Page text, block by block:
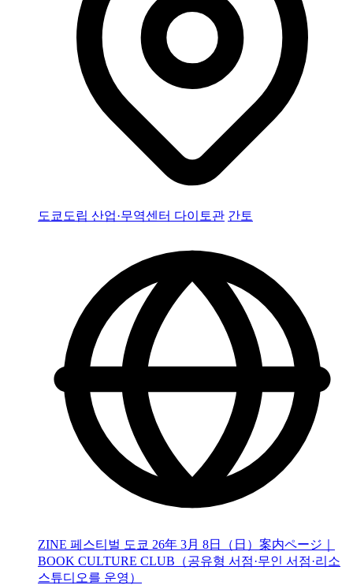
도쿄도립 산업·무역센터 다이토관 간토
ZINE 페스티벌 도쿄 26年 3月 8日（日）案内ページ｜
BOOK CULTURE CLUB（공유형 서점·무인 서점·리소
스튜디오를 운영）